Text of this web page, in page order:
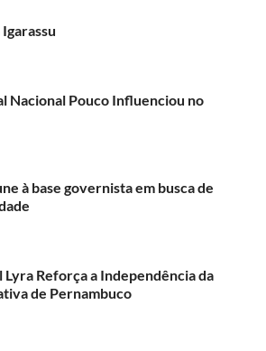
Nacional Pouco Influenciou no
à base governista em busca de
Reforça a Independência da
de Pernambuco